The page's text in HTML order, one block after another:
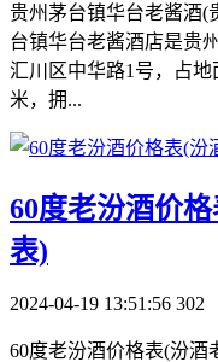
贵州茅台镇华台老酱酒(
台镇华台老酱酒店是贵
汇川区中华路1号，占地
米，拥...
​60度老汾酒价
表)
2024-04-19 13:51:56 302
60度老汾酒价格表(汾酒